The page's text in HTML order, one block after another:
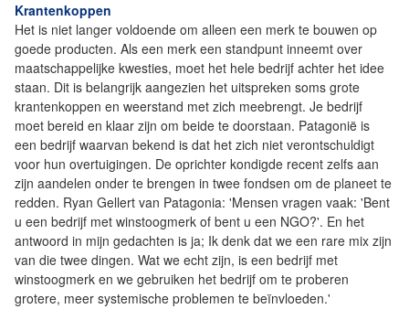
Krantenkoppen
Het is niet langer voldoende om alleen een ​​merk te bouwen op
goede producten. Als een merk een standpunt inneemt over
maatschappelijke kwesties, moet het hele bedrijf achter het idee
staan. Dit is belangrijk aangezien het uitspreken soms grote
krantenkoppen en weerstand met zich meebrengt. Je bedrijf
moet bereid en klaar zijn om beide te doorstaan. Patagonië is
een bedrijf waarvan bekend is dat het zich niet verontschuldigt
voor hun overtuigingen. De oprichter kondigde recent zelfs aan
zijn aandelen onder te brengen in twee fondsen om de planeet te
redden. Ryan Gellert van Patagonia: 'Mensen vragen vaak: 'Bent
u een bedrijf met winstoogmerk of bent u een NGO?'. En het
antwoord in mijn gedachten is ja; Ik denk dat we een rare mix zijn
van die twee dingen. Wat we echt zijn, is een bedrijf met
winstoogmerk en we gebruiken het bedrijf om te proberen
grotere, meer systemische problemen te beïnvloeden.'